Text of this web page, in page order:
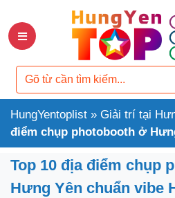
HungYentoplist » Giải trí tại
điểm chụp photobooth ở
Top 10 địa điểm chụp
Hưng Yên chuẩn vibe